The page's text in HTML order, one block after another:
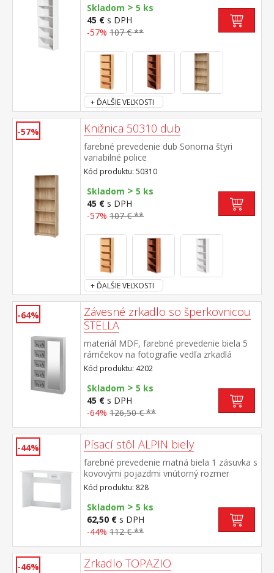
Skladom > 5 ks
45 € s DPH
-57% 107 € **
+ ĎALŠIE VEĽKOSTI
-57% Knižnica 50310 dub
farebné prevedenie dub Sonoma štyri
variabilné police
Kód produktu: 50310
Skladom > 5 ks
45 € s DPH
-57% 107 € **
+ ĎALŠIE VEĽKOSTI
-64%
Závesné zrkadlo so šperkovnicou
STELLA
materiál MDF, farebné prevedenie biela 5
rámčekov na fotografie vedľa zrkadlá
Kód produktu: 4202
Skladom > 5 ks
45 € s DPH
-64% 126,50 € **
-44% Písací stôl ALPIN biely
farebné prevedenie matná biela 1 zásuvka s
kovovými pojazdmi vnútorný rozmer
zásuvky (š/h/v) 27 × 31 × 9 cmmontáž
možná len na pravú stranu
Kód produktu: 828
Skladom > 5 ks
62,50 € s DPH
-44% 112 € **
-46% Zrkadlo TOPAZIO